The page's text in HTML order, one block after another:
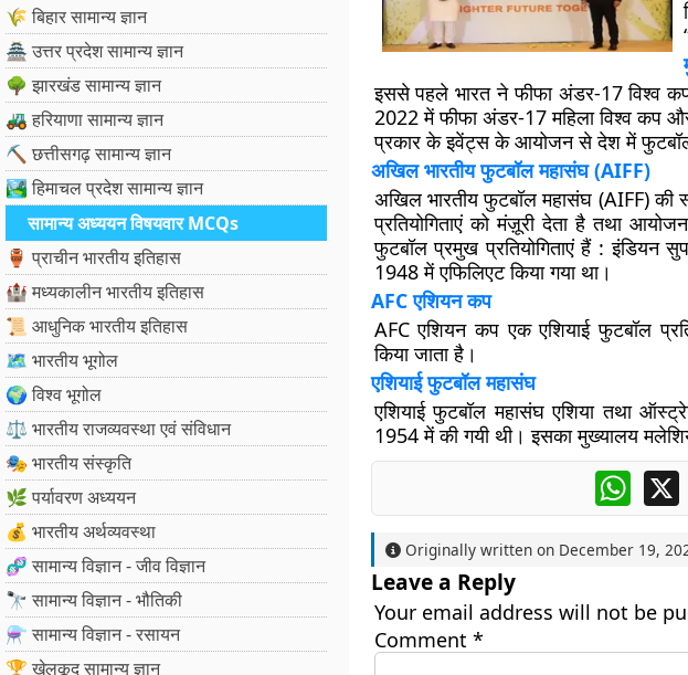
🌾 बिहार सामान्य ज्ञान
🏯 उत्तर प्रदेश सामान्य ज्ञान
🌳 झारखंड सामान्य ज्ञान
🚜 हरियाणा सामान्य ज्ञान
⛏️ छत्तीसगढ़ सामान्य ज्ञान
🏞️ हिमाचल प्रदेश सामान्य ज्ञान
सामान्य अध्ययन विषयवार MCQs
🏺 प्राचीन भारतीय इतिहास
🏰 मध्यकालीन भारतीय इतिहास
📜 आधुनिक भारतीय इतिहास
🗺️ भारतीय भूगोल
🌍 विश्व भूगोल
⚖️ भारतीय राजव्यवस्था एवं संविधान
🎭 भारतीय संस्कृति
🌿 पर्यावरण अध्ययन
💰 भारतीय अर्थव्यवस्था
🧬 सामान्य विज्ञान - जीव विज्ञान
🔭 सामान्य विज्ञान - भौतिकी
⚗️ सामान्य विज्ञान - रसायन
🏆 खेलकूद सामान्य ज्ञान
इससे पहले भारत ने फीफा अंडर-17 विश्व
2022 में फीफा अंडर-17 महिला विश्व कप
प्रकार के इवेंट्स के आयोजन से देश में फुटबॉल
अखिल भारतीय फुटबॉल महासंघ (AIFF)
अखिल भारतीय फुटबॉल महासंघ (AIFF)
प्रतियोगिताएं को मंज़ूरी देता है तथा
फुटबॉल प्रमुख प्रतियोगिताएं हैं :
1948 में एफिलिएट किया गया था।
AFC एशियन कप
AFC एशियन कप एक एशियाई फुटबॉल
किया जाता है।
एशियाई फुटबॉल महासंघ
एशियाई फुटबॉल महासंघ एशिया तथा
1954 में की गयी थी। इसका मुख्यालय
X
Originally written on December 19,
Leave a Reply
Your email address will not be
Comment *